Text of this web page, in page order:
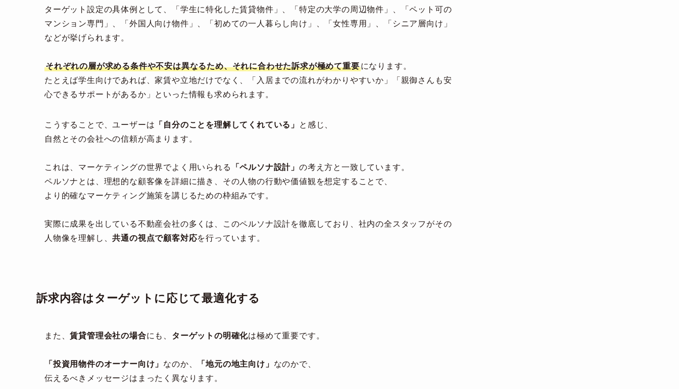
ターゲット設定の具体例として、「学生に特化した賃貸物件」、「特定の大学の周辺物件」、「ペット可の
マンション専門」、「外国人向け物件」、「初めての一人暮らし向け」、「女性専用」、「シニア層向け」
などが挙げられます。
それぞれの層が求める条件や不安は異なるため、それに合わせた訴求が極めて重要になります。
たとえば学生向けであれば、家賃や立地だけでなく、「入居までの流れがわかりやすいか」「親御さんも安
心できるサポートがあるか」といった情報も求められます。
こうすることで、ユーザーは 「自分のことを理解してくれている」
と感じ、
自然とその会社への信頼が高まります。
これは、マーケティングの世界でよく用いられる 「ペルソナ設計」の考え方と一致しています。
ペルソナとは、理想的な顧客像を詳細に描き、その人物の行動や価値観を想定することで、
より的確なマーケティング施策を講じるための枠組みです。
実際に成果を出している不動産会社の多くは、このペルソナ設計を徹底しており、社内の全スタッフがその
人物像を理解し、共通の視点で顧客対応を行っています。
訴求内容はターゲットに応じて最適化する
また、賃貸管理会社の場合にも、 ターゲットの明確化は極めて重要です。
「投資用物件のオーナー向け」 なのか、 「地元の地主向け」 なのかで、
伝えるべきメッセージはまったく異なります。